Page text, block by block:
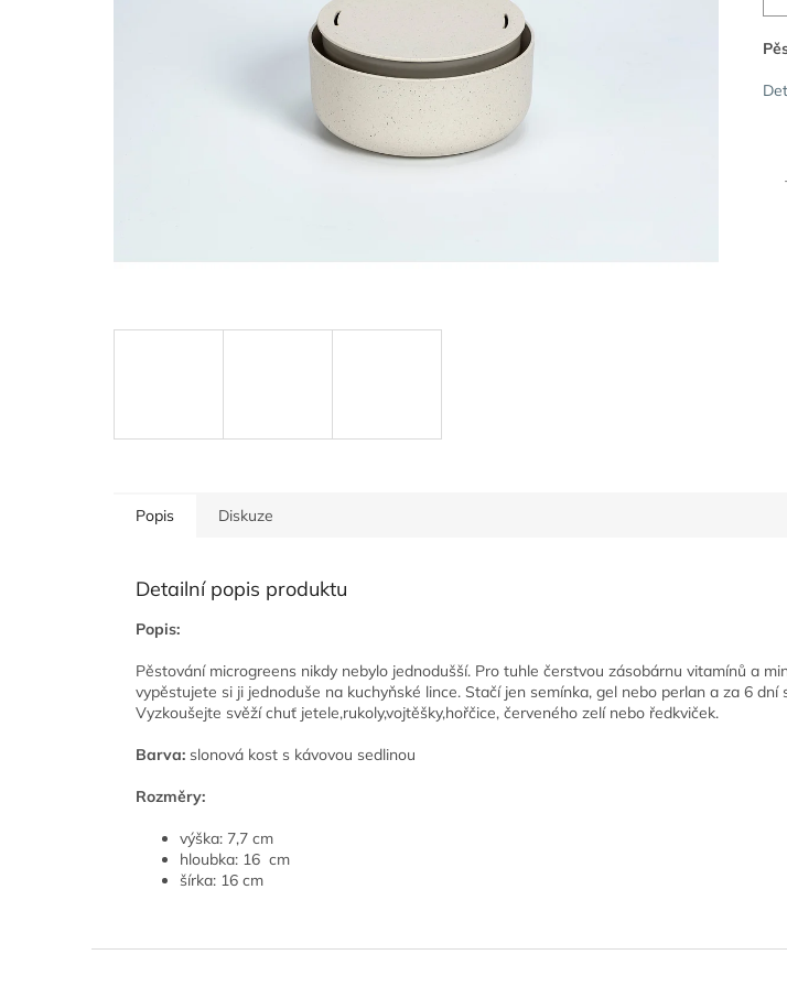
Popis Diskuze
Detailní popis produktu
Popis:
Pěstování microgreens nikdy nebylo jednodušší. Pro tuhle čerstvou zásobárnu vitamínů a
vypěstujete si ji jednoduše na kuchyňské lince. Stačí jen semínka, gel nebo perlan a za 6 dní
Vyzkoušejte svěží chuť jetele,rukoly,vojtěšky,hořčice, červeného zelí nebo ředkviček.
Barva: slonová kost s kávovou sedlinou
Rozměry:
výška: 7,7 cm
hloubka: 16 cm
šírka: 16 cm